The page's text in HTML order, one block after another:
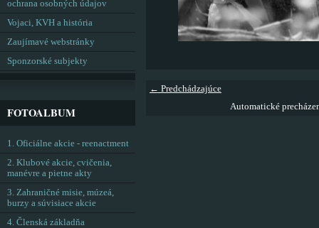
← Predchádzajúce
Automatické
ochrana osobných údajov
Vojaci, KVH a história
Zaujímavé webstránky
Sponzorské subjekty
FOTOALBUM
1. Oficiálne akcie - reenactment
2. Klubové akcie, cvičenia,
manévre a pietne akty
3. Zahraničné misie, múzeá,
burzy a súvisiace akcie
4. Členská základňa